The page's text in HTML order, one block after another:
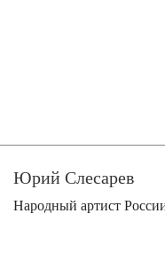
Юрий Слесарев
Народный артист